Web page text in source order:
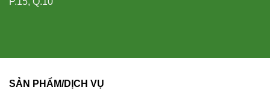
SẢN PHẨM/DỊCH VỤ